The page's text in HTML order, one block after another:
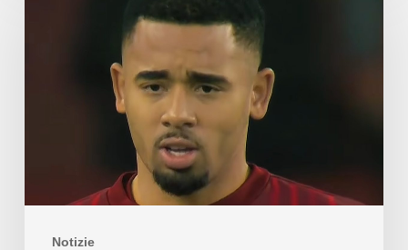
Notizie